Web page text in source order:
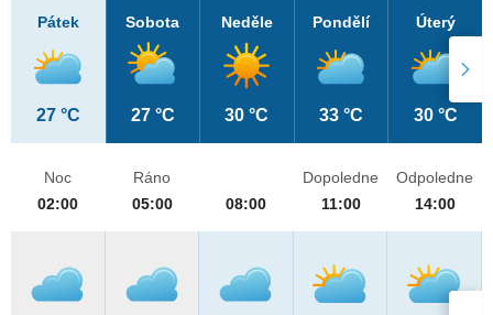
Pátek
27 °C
Sobota
27 °C
Neděle
30 °C
Pondělí
33 °C
Úterý
30 °C
Noc
02:00
Ráno
05:00
08:00
Dopoledne
11:00
Odpoledne
14:00